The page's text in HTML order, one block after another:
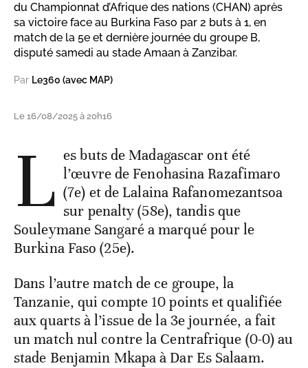
du Championnat d’Afrique des nations (CHAN) après
sa victoire face au Burkina Faso par 2 buts à 1, en
match de la 5e et dernière journée du groupe B,
disputé samedi au stade Amaan à Zanzibar.
Par Le360 (avec MAP)
Le 16/08/2025 à 20h16
L es buts de Madagascar ont été
l’œuvre de Fenohasina Razafimaro
(7e) et de Lalaina Rafanomezantsoa
sur penalty (58e), tandis que
Souleymane Sangaré a marqué pour le
Burkina Faso (25e).
Dans l’autre match de ce groupe, la
Tanzanie, qui compte 10 points et qualifiée
aux quarts à l’issue de la 3e journée, a fait
un match nul contre la Centrafrique (0-0) au
stade Benjamin Mkapa à Dar Es Salaam.